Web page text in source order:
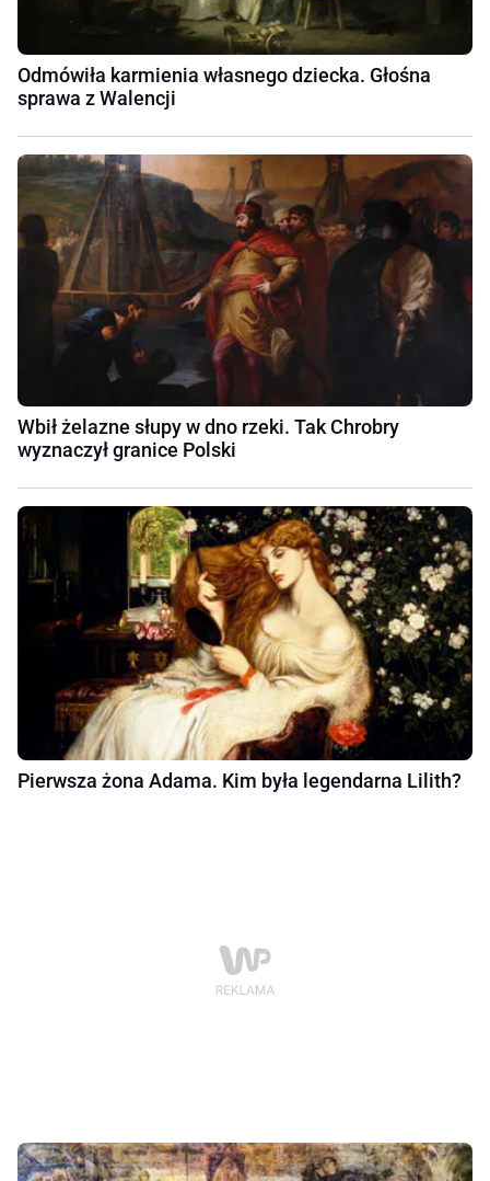
Odmówiła karmienia własnego dziecka. Głośna
sprawa z Walencji
Wbił żelazne słupy w dno rzeki. Tak Chrobry
wyznaczył granice Polski
Pierwsza żona Adama. Kim była legendarna Lilith?